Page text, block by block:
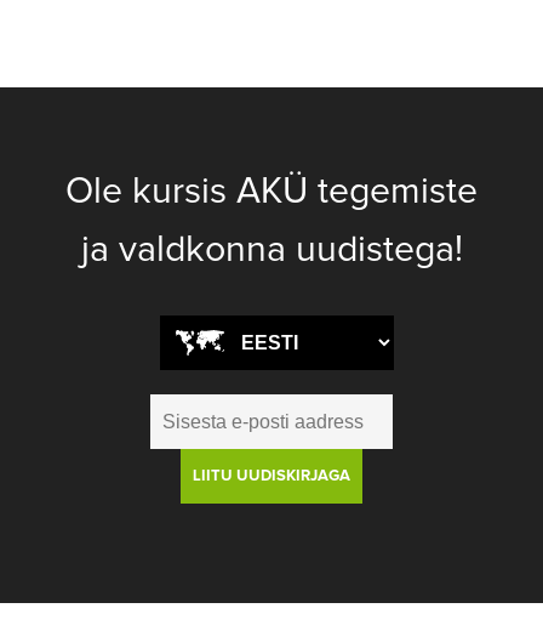
Ole kursis AKÜ tegemiste
ja valdkonna uudistega!